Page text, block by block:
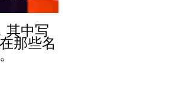
其中写
那些名